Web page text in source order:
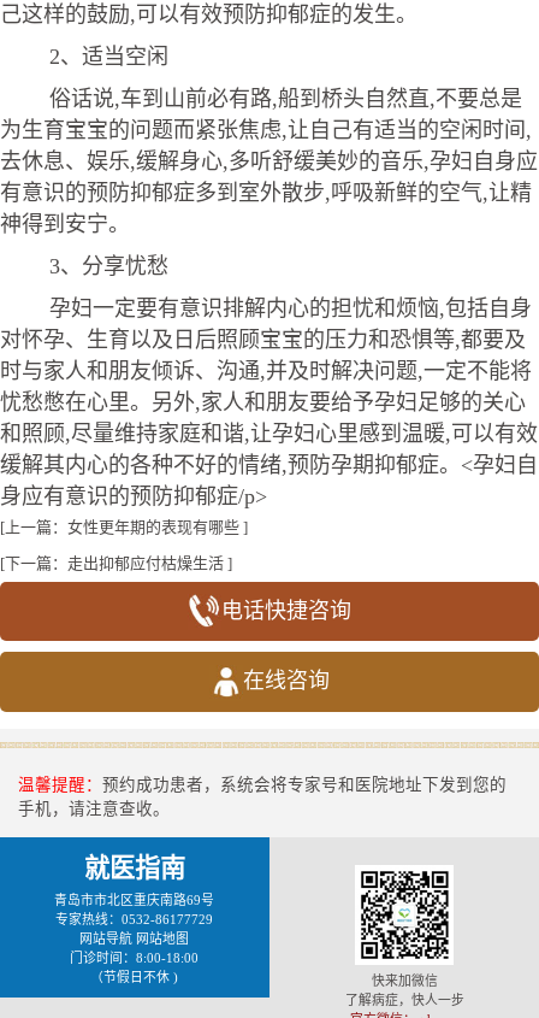
己这样的鼓励,可以有效预防抑郁症的发生。
2、适当空闲
俗话说,车到山前必有路,船到桥头自然直,不要总是
为生育宝宝的问题而紧张焦虑,让自己有适当的空闲时间,
去休息、娱乐,缓解身心,多听舒缓美妙的音乐,孕妇自身应
有意识的预防抑郁症多到室外散步,呼吸新鲜的空气,让精
神得到安宁。
3、分享忧愁
孕妇一定要有意识排解内心的担忧和烦恼,包括自身
对怀孕、生育以及日后照顾宝宝的压力和恐惧等,都要及
时与家人和朋友倾诉、沟通,并及时解决问题,一定不能将
忧愁憋在心里。另外,家人和朋友要给予孕妇足够的关心
和照顾,尽量维持家庭和谐,让孕妇心里感到温暖,可以有效
缓解其内心的各种不好的情绪,预防孕期抑郁症。<孕妇自
身应有意识的预防抑郁症/p>
[上一篇： 女性更年期的表现有哪些 ]
[下一篇： 走出抑郁应付枯燥生活 ]
电话快捷咨询
在线咨询
温馨提醒： 预约成功患者，系统会将专家号和医院地址下发到您的
手机，请注意查收。
就医指南
青岛市市北区重庆南路69号
专家热线：0532-86177729
网站导航 网站地图
门诊时间：8:00-18:00
（节假日不休 )
快来加微信
了解病症，快人一步